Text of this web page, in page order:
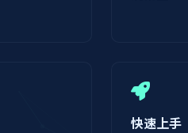
快速上手